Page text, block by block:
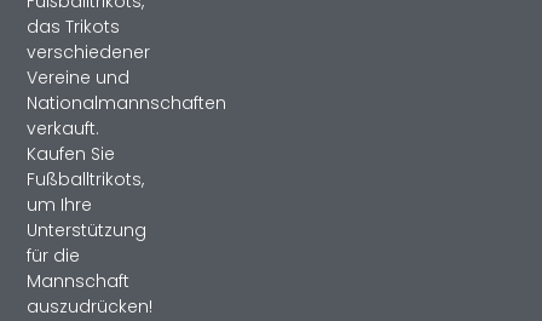
das Trikots
verschiedener
Vereine und
Nationalmannschaften
verkauft.
Kaufen Sie
Fußballtrikots,
um Ihre
Unterstützung
für die
Mannschaft
auszudrücken!